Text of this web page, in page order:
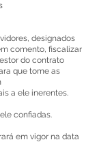
designados
comento, fiscalizar
do contrato
que tome as
a ele inerentes.
confiadas.
em vigor na data